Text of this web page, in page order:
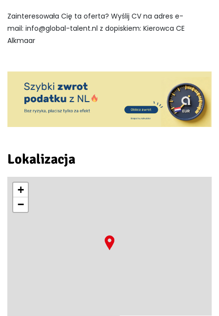
Zainteresowała Cię ta oferta? Wyślij CV na adres e-
mail: info@global-talent.nl z dopiskiem: Kierowca CE
Alkmaar
Lokalizacja
+
−